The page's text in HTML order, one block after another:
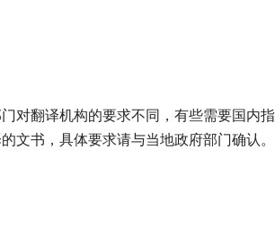
对翻译机构的要求不同，有些需要国内指
文书，具体要求请与当地政府部门确认。